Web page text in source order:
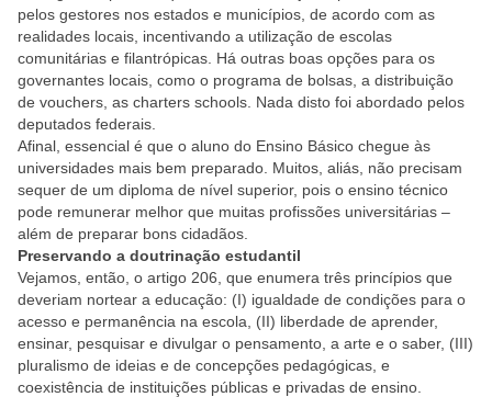
pelos gestores nos estados e municípios, de acordo com as
realidades locais, incentivando a utilização de escolas
comunitárias e filantrópicas. Há outras boas opções para os
governantes locais, como o programa de bolsas, a distribuição
de vouchers, as charters schools. Nada disto foi abordado pelos
deputados federais.
Afinal, essencial é que o aluno do Ensino Básico chegue às
universidades mais bem preparado. Muitos, aliás, não precisam
sequer de um diploma de nível superior, pois o ensino técnico
pode remunerar melhor que muitas profissões universitárias –
além de preparar bons cidadãos.
Preservando a doutrinação estudantil
Vejamos, então, o artigo 206, que enumera três princípios que
deveriam nortear a educação: (I) igualdade de condições para o
acesso e permanência na escola, (II) liberdade de aprender,
ensinar, pesquisar e divulgar o pensamento, a arte e o saber, (III)
pluralismo de ideias e de concepções pedagógicas, e
coexistência de instituições públicas e privadas de ensino.